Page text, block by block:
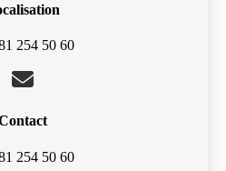
254 50 60
254 50 60